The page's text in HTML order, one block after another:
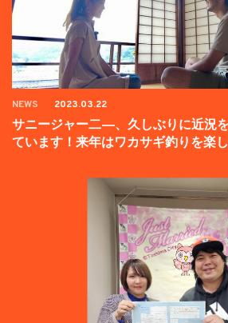
NEWS 2023.03.22
サニージャー二―、久しぶりに近況
ています！来年はワカサギ釣りを楽